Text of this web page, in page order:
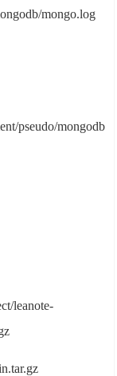
mongo.log
pseudo/mongodb
leanote-